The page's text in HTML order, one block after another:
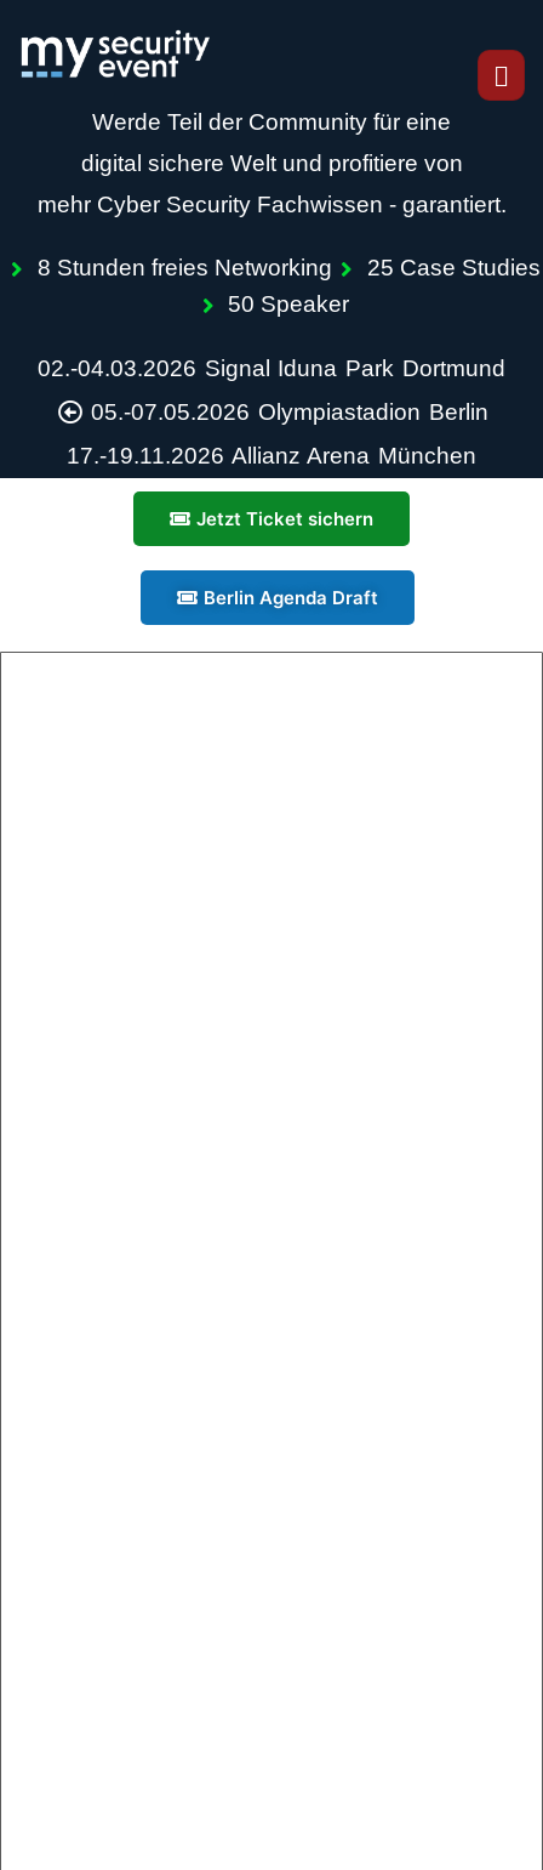
Werde Teil der Community für eine
digital sichere Welt und profitiere von
mehr Cyber Security Fachwissen - garantiert.
8 Stunden freies Networking
25 Case Studies
50 Speaker
02.-04.03.2026 Signal Iduna Park Dortmund
05.-07.05.2026 Olympiastadion Berlin
17.-19.11.2026 Allianz Arena München
Jetzt Ticket sichern
Berlin Agenda Draft